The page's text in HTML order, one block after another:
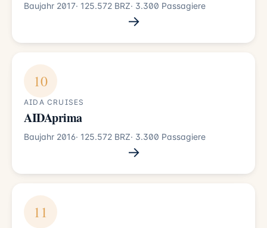
Baujahr 2017· 125.572 BRZ· 3.300 Passagiere
→
10
AIDA CRUISES
AIDAprima
Baujahr 2016· 125.572 BRZ· 3.300 Passagiere
→
11